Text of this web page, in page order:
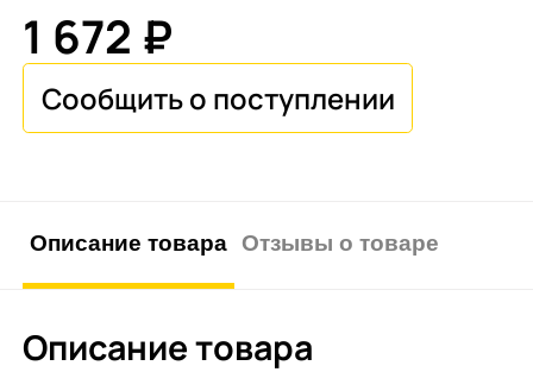
1 672 ₽
Описание товара Отзывы о товаре
Описание товара